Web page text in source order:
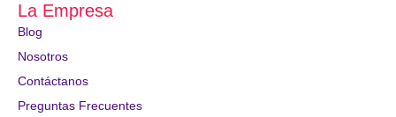
La Empresa
Blog
Nosotros
Contáctanos
Preguntas Frecuentes